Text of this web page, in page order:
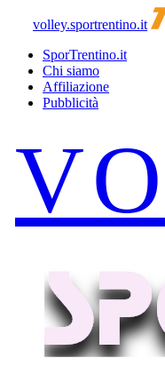
volley.sportrentino.it
SporTrentino.it
Chi siamo
Affiliazione
Pubblicità